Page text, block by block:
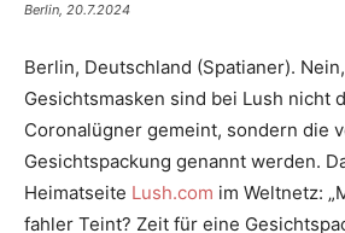
Berlin, 20.7.2024
Berlin, Deutschland (Spatianer).
Gesichtsmasken sind bei Lush nicht
Coronalügner gemeint, sondern die
Gesichtspackung genannt werden.
Heimatseite Lush.com im Weltnetz:
fahler Teint? Zeit für eine